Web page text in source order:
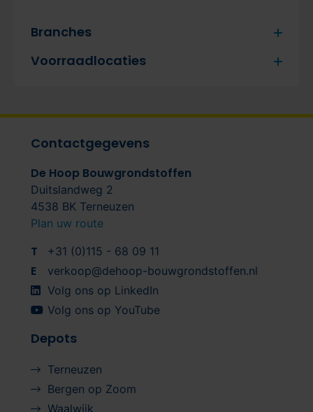
Branches
Voorraadlocaties
Contactgegevens
De Hoop Bouwgrondstoffen
Duitslandweg 2
4538 BK Terneuzen
Plan uw route
T +31 (0)115 - 68 09 11
E
verkoop@dehoop-bouwgrondstoffen.nl
Volg ons op LinkedIn
Volg ons op YouTube
Depots
Terneuzen
Bergen op Zoom
Waalwijk